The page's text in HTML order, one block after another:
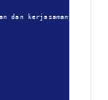
dan kerjasamanya, kami